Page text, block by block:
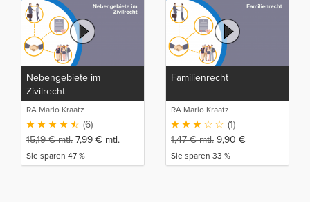
Nebengebiete im
Zivilrecht
RA Mario Kraatz
(6)
15,19€mtl. 7,99 € mtl.
Sie sparen 47 %
Familienrecht
RA Mario Kraatz
(1)
1,47€mtl. 9,90 €
Sie sparen 33 %